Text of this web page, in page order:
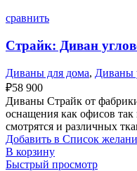
сравнить
Страйк: Диван
Диваны для дома, Диваны
₽58 900
Диваны Страйк от
оснащения как офисов
смотрятся и различных
Добавить в Список
В корзину
Быстрый просмотр